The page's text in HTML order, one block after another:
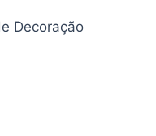
Decoração